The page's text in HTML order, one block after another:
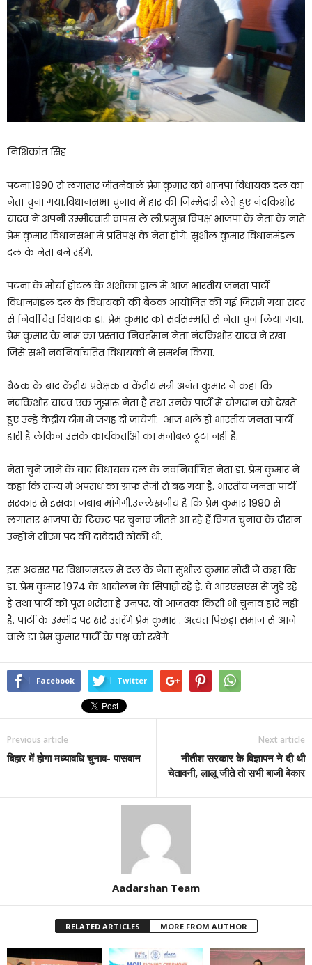
निशिकांत सिंह
पटना.1990 से लगातार जीतनेवाले प्रेम कुमार को भाजपा विधायक दल का
नेता चुना गया.विधानसभा चुनाव में हार की जिम्मेदारी लेते हुए नंदकिशोर
यादव ने अपनी उम्मीदवारी वापस ले ली.प्रमुख विपक्ष भाजपा के नेता के नाते
प्रेम कुमार विधानसभा में प्रतिपक्ष के नेता होगें. सुशील कुमार विधानमंडल
दल के नेता बने रहेंगे.
पटना के मौर्या होटल के अशोका हाल में आज भारतीय जनता पार्टी
विधानमंडल दल के विधायकों की बैठक आयोजित की गई जिसमें गया सदर
से निर्वाचित विधायक डा. प्रेम कुमार को सर्वसम्मति से नेता चुन लिया गया.
प्रेम कुमार के नाम का प्रस्ताव निवर्तमान नेता नंदकिशोर यादव ने रखा
जिसे सभी नवनिर्वाचतित विधायको ने समर्थन किया.
बैठक के बाद केंद्रीय प्रवेक्षक व केंद्रीय मंत्री अनंत कुमार ने कहा कि
नंदकिशोर यादव एक जुझारू नेता है तथा उनके पार्टी में योगदान को देखते
हुए उन्हे केंद्रीय टीम में जगह दी जायेगी. आज भले ही भारतीय जनता पार्टी
हारी है लेकिन उसके कार्यकर्ताओं का मनोबल टूटा नहीं है.
नेता चुने जाने के बाद विधायक दल के नवनिर्वाचित नेता डा. प्रेम कुमार ने
कहा कि राज्य में अपराध का ग्राफ तेजी से बढ़ गया है. भारतीय जनता पार्टी
सरकार से इसका जबाब मांगेगी.उल्लेखनीय है कि प्रेम कुमार 1990 से
लगातार भाजपा के टिकट पर चुनाव जीतते आ रहे हैं.विगत चुनाव के दौरान
उन्होंने सीएम पद की दावेदारी ठोकी थी.
इस अवसर पर विधानमंडल में दल के नेता सुशील कुमार मोदी ने कहा कि
डा. प्रेम कुमार 1974 के आदोलन के सिपाही रहें है. वे आरएसएस से जुडे रहे
है तथा पार्टी को पूरा भरोसा है उनपर. वो आजतक किसी भी चुनाव हारे नहीं
है. पार्टी के उम्मीद पर खरे उतरेंगे प्रेम कुमार . अत्यंत पिछड़ा समाज से आने
वाले डा प्रेम कुमार पार्टी के पक्ष को रखेंगे.
Facebook Twitter
Previous article
बिहार में होगा मध्यावधि चुनाव- पासवान
Next article
नीतीश सरकार के विज्ञापन ने दी थी
चेतावनी, लालू जीते तो सभी बाजी बेकार
Aadarshan Team
RELATED ARTICLES MORE FROM AUTHOR